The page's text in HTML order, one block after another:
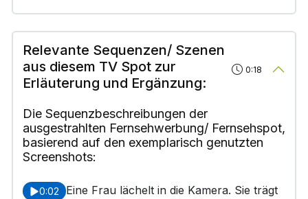
Relevante Sequenzen/ Szenen
aus diesem TV Spot zur
Erläuterung und Ergänzung:
0:18
Die Sequenzbeschreibungen der
ausgestrahlten Fernsehwerbung/ Fernsehspot,
basierend auf den exemplarisch genutzten
Screenshots:
0:02
Eine Frau lächelt in die Kamera. Sie trägt